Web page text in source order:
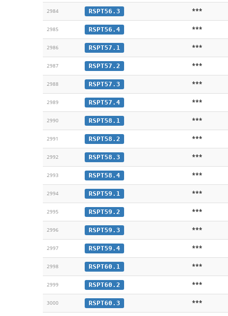
2984 RSPT56.3 ***
2985 RSPT56.4 ***
2986 RSPT57.1 ***
2987 RSPT57.2 ***
2988 RSPT57.3 ***
2989 RSPT57.4 ***
2990 RSPT58.1 ***
2991 RSPT58.2 ***
2992 RSPT58.3 ***
2993 RSPT58.4 ***
2994 RSPT59.1 ***
2995 RSPT59.2 ***
2996 RSPT59.3 ***
2997 RSPT59.4 ***
2998 RSPT60.1 ***
2999 RSPT60.2 ***
3000 RSPT60.3 ***